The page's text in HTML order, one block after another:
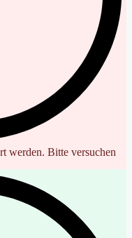
werden. Bitte versuchen